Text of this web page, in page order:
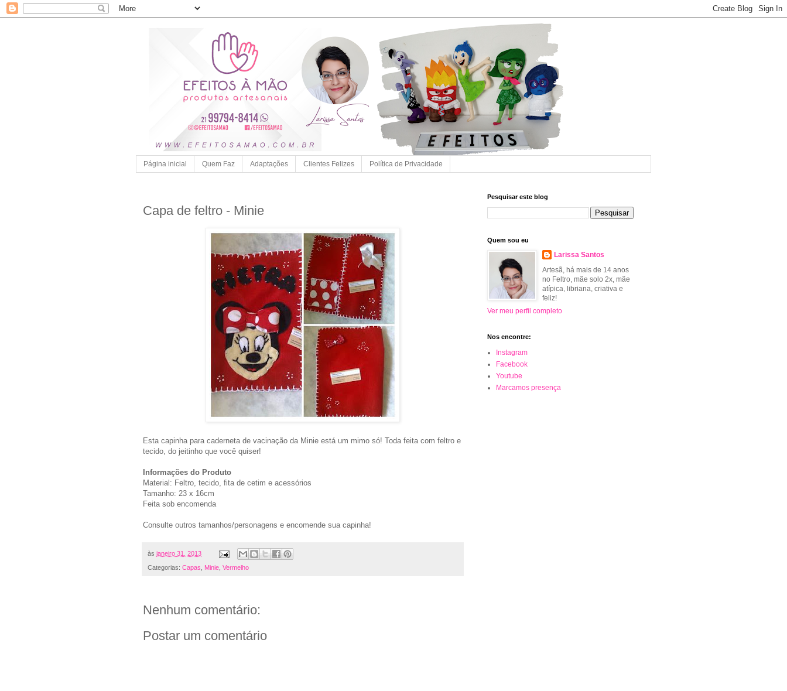
Página inicial Quem Faz Adaptações Clientes Felizes Política de Privacidade
Capa de feltro - Minie
Esta capinha para caderneta de vacinação da Minie está um mimo só! Toda feita com feltro e
tecido, do jeitinho que você quiser!
Informações do Produto
Material: Feltro, tecido, fita de cetim e acessórios
Tamanho: 23 x 16cm
Feita sob encomenda
Consulte outros tamanhos/personagens e encomende sua capinha!
às janeiro 31, 2013
Categorias: Capas, Minie, Vermelho
Nenhum comentário:
Postar um comentário
Pesquisar este blog
Quem sou eu
Larissa Santos
Artesã, há mais de 14 anos
no Feltro, mãe solo 2x, mãe
atípica, libriana, criativa e
feliz!
Ver meu perfil completo
Nos encontre:
Instagram
Facebook
Youtube
Marcamos presença